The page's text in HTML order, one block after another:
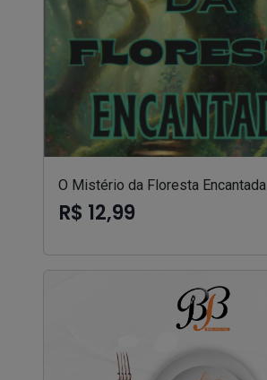
O Mistério da Floresta Encantada
R$ 12,99